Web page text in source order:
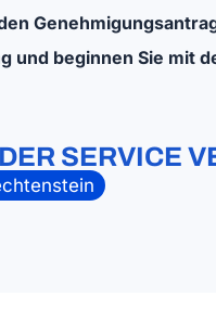
und beginnen Sie mit
SERVICE